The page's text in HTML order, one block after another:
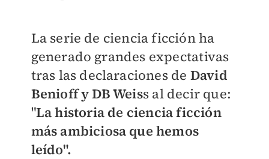
La serie de ciencia ficción ha
generado grandes expectativas
tras las declaraciones de David
Benioff y DB Weiss al decir que:
"La historia de ciencia ficción
más ambiciosa que hemos
leído".